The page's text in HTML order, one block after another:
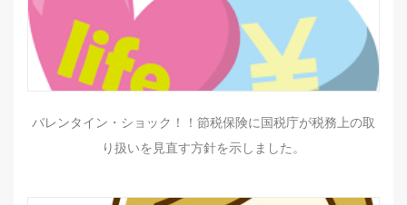
バレンタイン・ショック！！節税保険に国税庁が税務上の取
り扱いを見直す方針を示しました。